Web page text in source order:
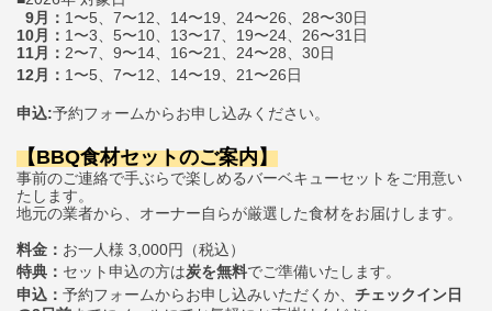
9月： 1〜5、7〜12、14〜19、24〜26、28〜30日
10月： 1〜3、5〜10、13〜17、19〜24、26〜31日
11月： 2〜7、9〜14、16〜21、24〜28、30日
12月： 1〜5、7〜12、14〜19、21〜26 日
申込:予約フォームからお申し込みください。
【BBQ食材セットのご案内】
事前のご連絡で手ぶらで楽しめるバーベキューセットをご用意い
たします。
地元の業者から、オーナー自らが厳選した食材をお届けします。
料金： お一人様 3,000円（税込）
特典 ： セット申込の方は炭を無料でご準備いたします。
申込 ： 予約フォームからお申し込みいただくか、 チェックイン日